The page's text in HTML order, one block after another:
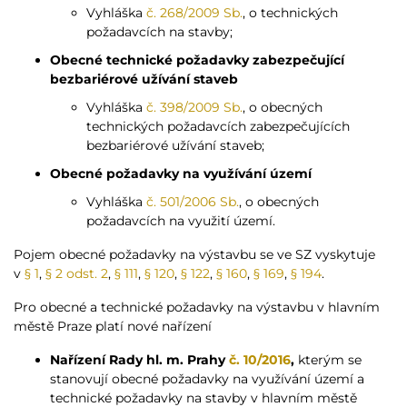
Vyhláška č. 268/2009 Sb., o technických
požadavcích na stavby;
Obecné technické požadavky zabezpečující
bezbariérové užívání staveb
Vyhláška č. 398/2009 Sb., o obecných
technických požadavcích zabezpečujících
bezbariérové užívání staveb;
Obecné požadavky na využívání území
Vyhláška č. 501/2006 Sb., o obecných
požadavcích na využití území.
Pojem obecné požadavky na výstavbu se ve SZ vyskytuje
v § 1, § 2 odst. 2, § 111, § 120, § 122, § 160, § 169, § 194.
Pro obecné a technické požadavky na výstavbu v hlavním
městě Praze platí nové nařízení
Nařízení Rady hl. m. Prahyč. 10/2016, kterým se
stanovují obecné požadavky na využívání území a
technické požadavky na stavby v hlavním městě